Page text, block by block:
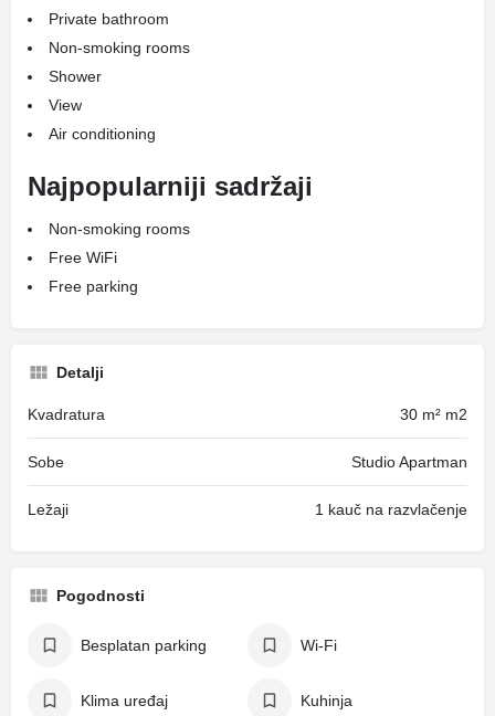
Private bathroom
Non-smoking rooms
Shower
View
Air conditioning
Najpopularniji sadržaji
Non-smoking rooms
Free WiFi
Free parking
Detalji
Kvadratura 30 m² m2
Sobe Studio Apartman
Ležaji 1 kauč na razvlačenje
Pogodnosti
Besplatan parking Wi-Fi
Klima uređaj Kuhinja